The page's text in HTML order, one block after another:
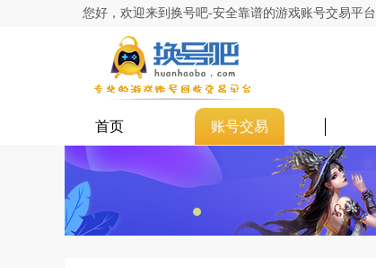
您好，欢迎来到换号吧-安全靠谱的游戏账号交易平台
首页 账号交易